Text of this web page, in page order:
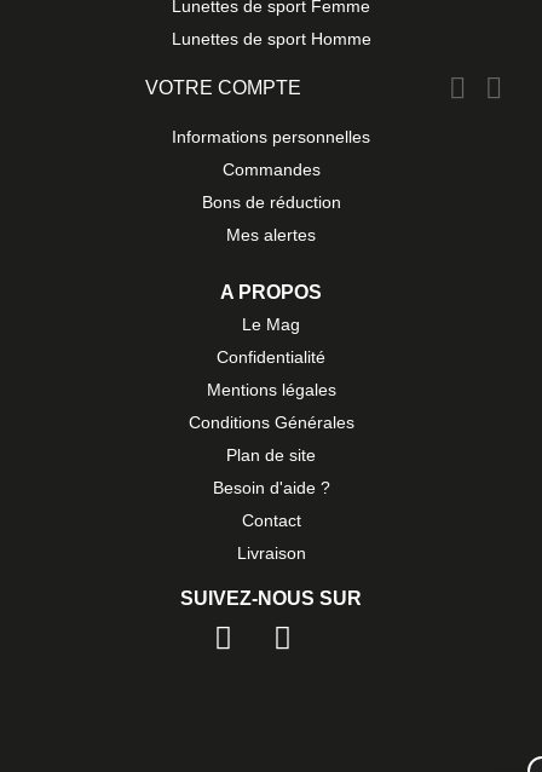
Lunettes de sport Femme
Lunettes de sport Homme
VOTRE COMPTE  
Informations personnelles
Commandes
Bons de réduction
Mes alertes
A PROPOS
Le Mag
Confidentialité
Mentions légales
Conditions Générales
Plan de site
Besoin d'aide ?
Contact
Livraison
SUIVEZ-NOUS SUR